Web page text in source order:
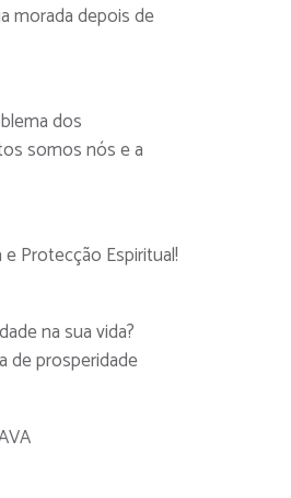
morada depois de
dos
somos nós e a
Protecção Espiritual!
na sua vida?
de prosperidade